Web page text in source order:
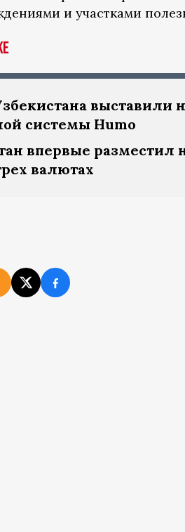
и участками
выставили
системы Humo
впервые
валютах